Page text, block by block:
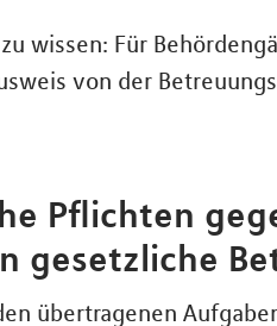
wissen: Für
von der
Pflichten
gesetzliche
übertragenen